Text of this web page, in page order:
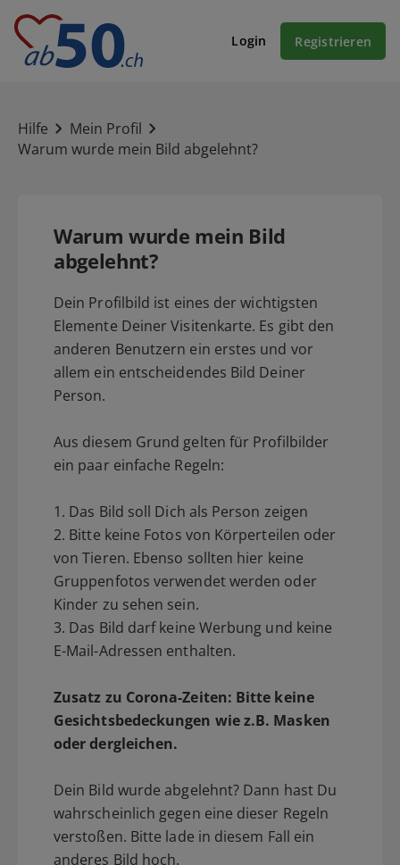
Login Registrieren
Hilfe
Mein Profil
Warum wurde mein Bild abgelehnt?
Warum wurde mein Bild
abgelehnt?
Dein Profilbild ist eines der wichtigsten
Elemente Deiner Visitenkarte. Es gibt den
anderen Benutzern ein erstes und vor
allem ein entscheidendes Bild Deiner
Person.
Aus diesem Grund gelten für Profilbilder
ein paar einfache Regeln:
1. Das Bild soll Dich als Person zeigen
2. Bitte keine Fotos von Körperteilen oder
von Tieren. Ebenso sollten hier keine
Gruppenfotos verwendet werden oder
Kinder zu sehen sein.
3. Das Bild darf keine Werbung und keine
E-Mail-Adressen enthalten.
Zusatz zu Corona-Zeiten: Bitte keine
Gesichtsbedeckungen wie z.B. Masken
oder dergleichen.
Dein Bild wurde abgelehnt? Dann hast Du
wahrscheinlich gegen eine dieser Regeln
verstoßen. Bitte lade in diesem Fall ein
anderes Bild hoch.